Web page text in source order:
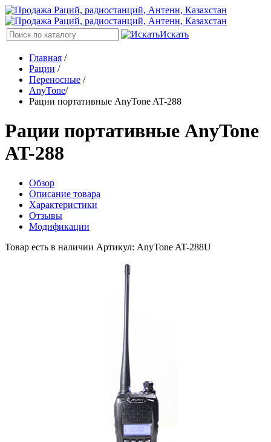
Искать
Главная /
Рации /
Переносные /
AnyTone/
Рации портативные AnyTone AT-288
Рации портативные AnyTone
AT-288
Обзор
Описание товара
Характеристики
Отзывы
Модификации
Товар есть в наличии Артикул: AnyTone AT-288U